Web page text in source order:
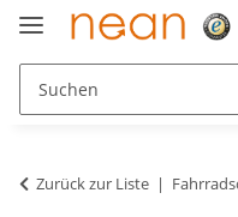
Zurück zur Liste